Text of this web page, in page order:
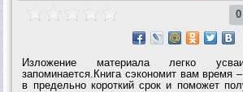
0
Изложение материала легко
запоминается.Книга сэкономит вам время
в предельно короткий срок и поможет